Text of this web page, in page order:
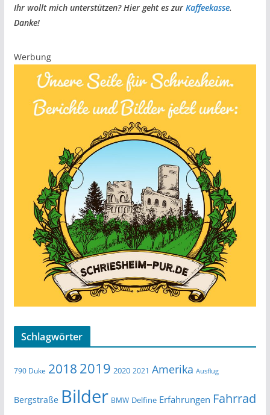
Ihr wollt mich unterstützen? Hier geht es zur Kaffeekasse.
Danke!
Werbung
Schlagwörter
790 Duke 2018 2019 2020 2021 Amerika Ausflug
Bergstraße Bilder BMW Delfine Erfahrungen Fahrrad